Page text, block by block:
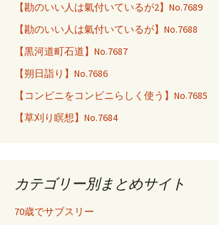
【勘のいい人は氣付いているが2】No.7689
【勘のいい人は氣付いているが】No.7688
【黒河道町石道】No.7687
【朔日詣り】No.7686
【コンビニをコンビニらしく使う】No.7685
【草刈り瞑想】No.7684
カテゴリー別まとめサイト
70歳でサブスリー